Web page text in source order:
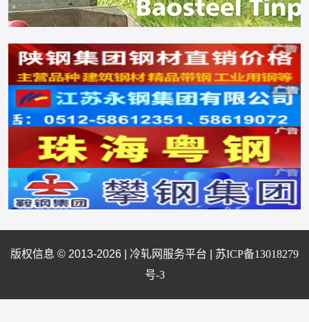
版权信息 © 2013-2026 | 冷轧网服务平台
苏ICP备13018279
号-3